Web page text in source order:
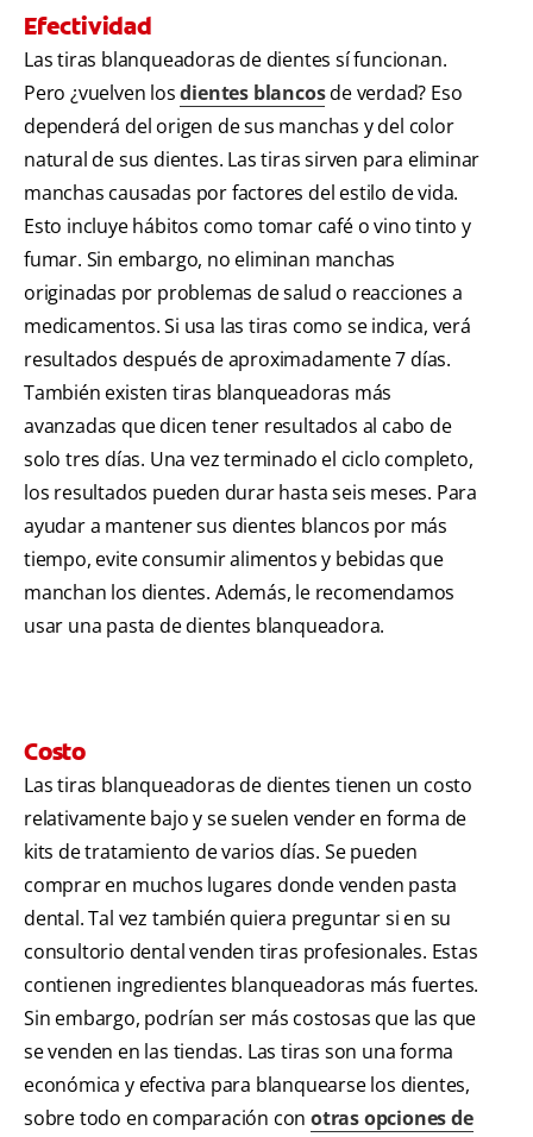
Efectividad
Las tiras blanqueadoras de dientes sí funcionan.
Pero ¿vuelven losdientes blancosde verdad? Eso
dependerá del origen de sus manchas y del color
natural de sus dientes. Las tiras sirven para eliminar
manchas causadas por factores del estilo de vida.
Esto incluye hábitos como tomar café o vino tinto y
fumar. Sin embargo, no eliminan manchas
originadas por problemas de salud o reacciones a
medicamentos. Si usa las tiras como se indica, verá
resultados después de aproximadamente 7 días.
También existen tiras blanqueadoras más
avanzadas que dicen tener resultados al cabo de
solo tres días. Una vez terminado el ciclo completo,
los resultados pueden durar hasta seis meses. Para
ayudar a mantener sus dientes blancos por más
tiempo, evite consumir alimentos y bebidas que
manchan los dientes. Además, le recomendamos
usar una pasta de dientes blanqueadora.
Costo
Las tiras blanqueadoras de dientes tienen un costo
relativamente bajo y se suelen vender en forma de
kits de tratamiento de varios días. Se pueden
comprar en muchos lugares donde venden pasta
dental. Tal vez también quiera preguntar si en su
consultorio dental venden tiras profesionales. Estas
contienen ingredientes blanqueadoras más fuertes.
Sin embargo, podrían ser más costosas que las que
se venden en las tiendas. Las tiras son una forma
económica y efectiva para blanquearse los dientes,
sobre todo en comparación conotras opciones de